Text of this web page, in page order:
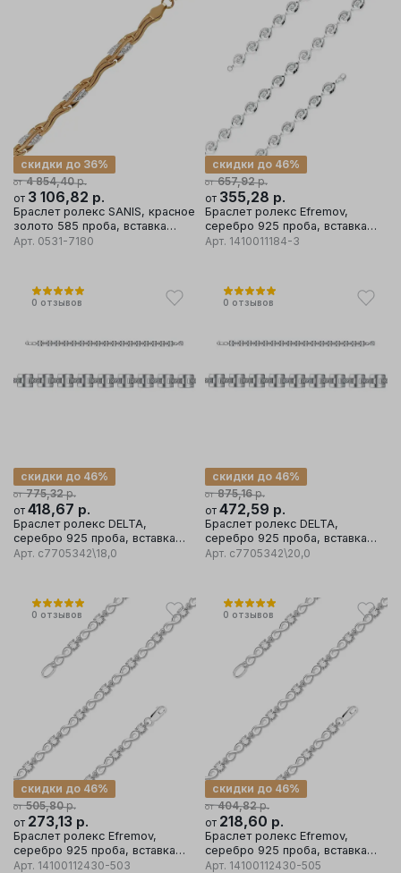
от 4 854,40р.
скидки до 36%
от 3 106,82 р.
Браслет ролекс SANIS, красное
золото 585 проба, вставка
фианит
Арт. 0531-7180
от 657,92р.
скидки до 46%
от 355,28 р.
Браслет ролекс Efremov,
серебро 925 проба, вставка
фианит
Арт. 1410011184-3
0 отзывов
от 775,32р.
скидки до 46%
от 418,67 р.
Браслет ролекс DELTA,
серебро 925 проба, вставка
фианит
Арт. с7705342\18,0
0 отзывов
от 875,16р.
скидки до 46%
от 472,59 р.
Браслет ролекс DELTA,
серебро 925 проба, вставка
фианит
Арт. с7705342\20,0
0 отзывов
от 505,80р.
скидки до 46%
от 273,13 р.
Браслет ролекс Efremov,
серебро 925 проба, вставка
фианит
Арт. 14100112430-503
0 отзывов
от 404,82р.
скидки до 46%
от 218,60 р.
Браслет ролекс Efremov,
серебро 925 проба, вставка
фианит
Арт. 14100112430-505